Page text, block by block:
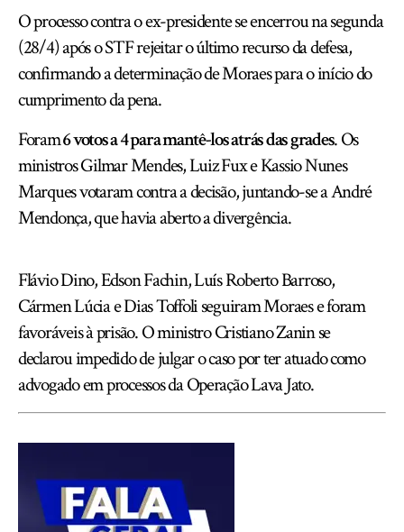
O processo contra o ex-presidente se encerrou na segunda
(28/4) após o STF rejeitar o último recurso da defesa,
confirmando a determinação de Moraes para o início do
cumprimento da pena.
Foram6 votos a 4 para mantê-los atrás das grades. Os
ministros Gilmar Mendes, Luiz Fux e Kassio Nunes
Marques votaram contra a decisão, juntando-se a André
Mendonça, que havia aberto a divergência.
Flávio Dino, Edson Fachin, Luís Roberto Barroso,
Cármen Lúcia e Dias Toffoli seguiram Moraes e foram
favoráveis à prisão. O ministro Cristiano Zanin se
declarou impedido de julgar o caso por ter atuado como
advogado em processos da Operação Lava Jato.